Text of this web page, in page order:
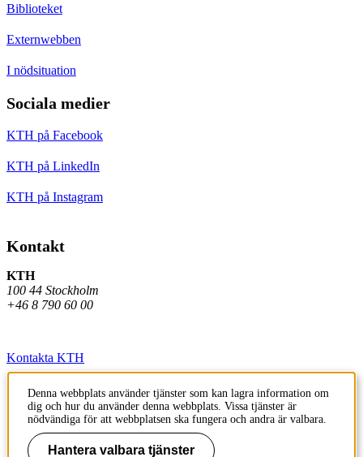
Biblioteket
Externwebben
I nödsituation
Sociala medier
KTH på Facebook
KTH på LinkedIn
KTH på Instagram
Kontakt
KTH
100 44 Stockholm
+46 8 790 60 00
Kontakta KTH
Jobba på KTH
Press och media
Faktura och betalning KTH
Denna webbplats använder tjänster som kan lagra information om
dig och hur du använder denna webbplats. Vissa tjänster är
nödvändiga för att webbplatsen ska fungera och andra är valbara.
Hantera valbara tjänster